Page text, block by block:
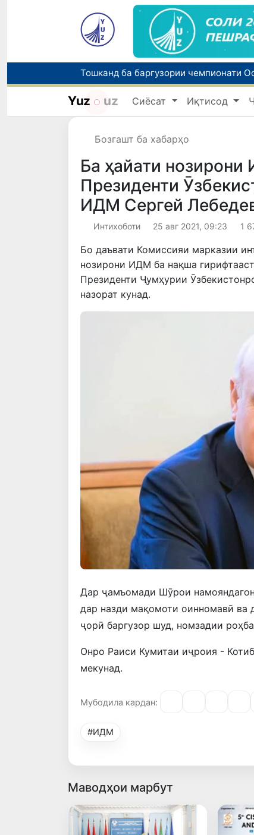
Yuz uz Сиёсат Иқтисод
Бозгашт ба хабарҳо
Ба ҳайати
Президенти
ИДМ Сергей
Интихоботи 25 авг 2021, 09:23 1
Бо даъвати Комиссияи марказии
нозирони ИДМ ба нақша
Президенти Ҷумҳурии
назорат кунад.
Дар ҷамъомади Шӯрои
дар назди мақомоти оинномавӣ ва
ҷорӣ баргузор шуд, номзадии
Онро Раиси Кумитаи иҷроия -
мекунад.
Мубодила кардан:
#ИДМ
Маводҳои марбут